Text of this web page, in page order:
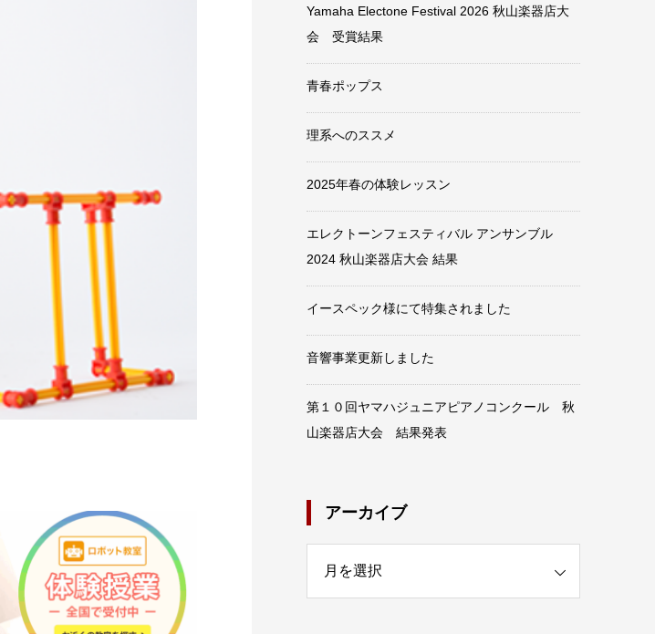
Yamaha Electone Festival 2026 秋山楽器店大
会 受賞結果
青春ポップス
理系へのススメ
2025年春の体験レッスン
エレクトーンフェスティバル アンサンブル
2024 秋山楽器店大会 結果
イースペック様にて特集されました
音響事業更新しました
第１０回ヤマハジュニアピアノコンクール 秋
山楽器店大会 結果発表
アーカイブ